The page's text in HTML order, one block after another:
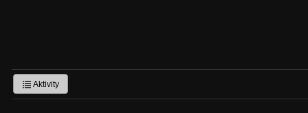
Aktivity